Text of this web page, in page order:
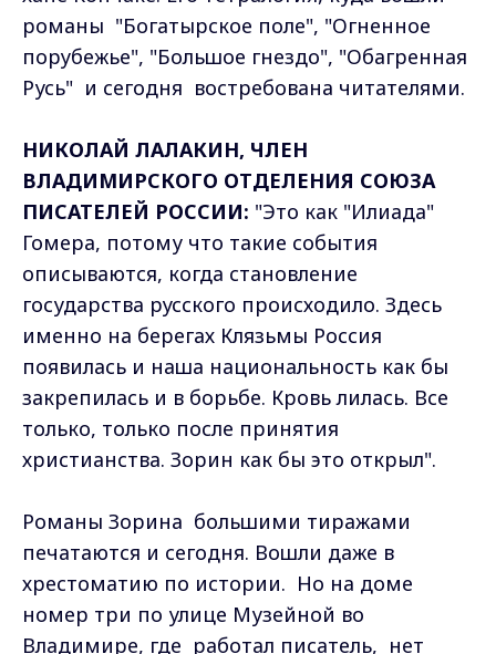
романы "Богатырское поле", "Огненное
порубежье", "Большое гнездо", "Обагренная
Русь" и сегодня востребована читателями.
НИКОЛАЙ ЛАЛАКИН, ЧЛЕН
ВЛАДИМИРСКОГО ОТДЕЛЕНИЯ СОЮЗА
ПИСАТЕЛЕЙ РОССИИ: "Это как "Илиада"
Гомера, потому что такие события
описываются, когда становление
государства русского происходило. Здесь
именно на берегах Клязьмы Россия
появилась и наша национальность как бы
закрепилась и в борьбе. Кровь лилась. Все
только, только после принятия
христианства. Зорин как бы это открыл".
Романы Зорина большими тиражами
печатаются и сегодня. Вошли даже в
хрестоматию по истории. Но на доме
номер три по улице Музейной во
Владимире, где работал писатель, нет